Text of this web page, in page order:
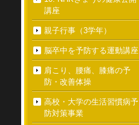
講座
親子行事（3学年）
脳卒中を予防する運動講座
肩こり、腰痛、膝痛の予
防・改善体操
高校・大学の生活習慣病予
防対策事業